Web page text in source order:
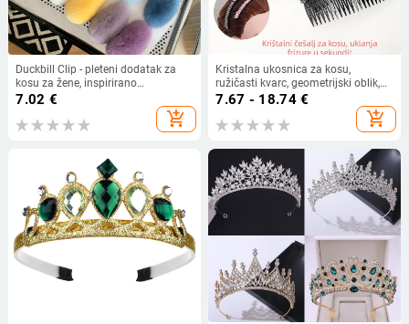
Duckbill Clip - pleteni dodatak za
kosu za žene, inspirirano
Instagramom, prilagodljiv
7.02 €
add_shopping_cart
Kristalna ukosnica za kosu,
ružičasti kvarc, geometrijski oblik,
korejski stil, pleteni završetak
7.67 - 18.74€
add_shopping_cart